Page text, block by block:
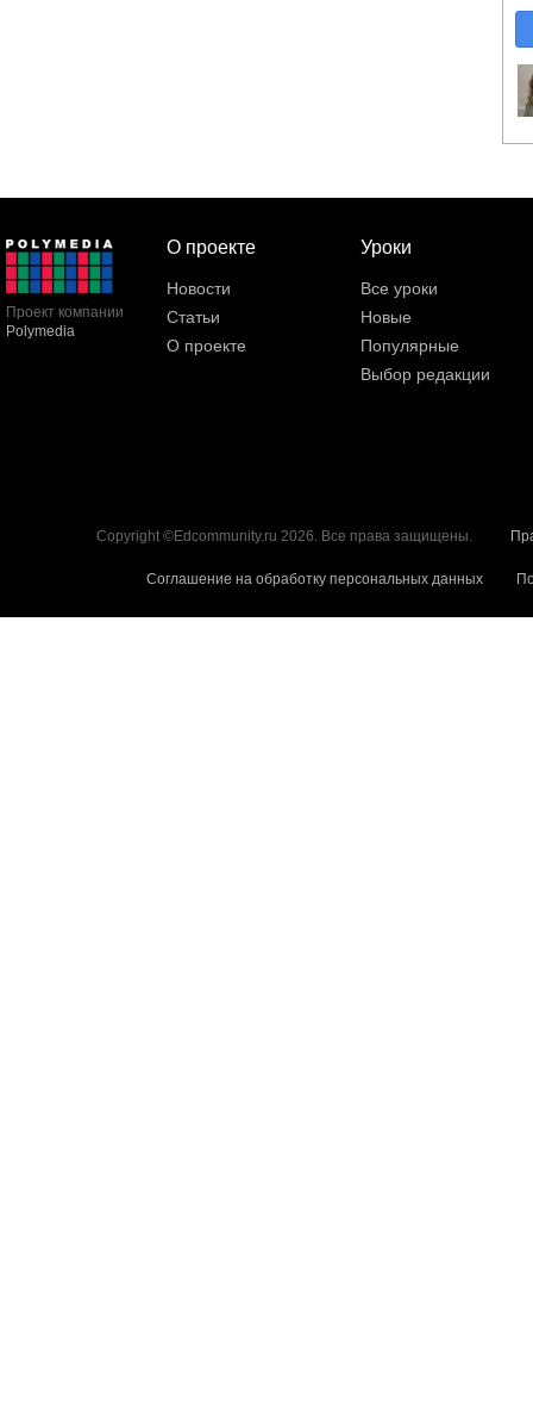
Проект компании
Polymedia
О проекте
Новости
Статьи
О проекте
Уроки
Все уроки
Новые
Популярные
Выбор редакции
Copyright ©Edcommunity.ru 2026. Все права защищены.
Соглашение на обработку персональных данных